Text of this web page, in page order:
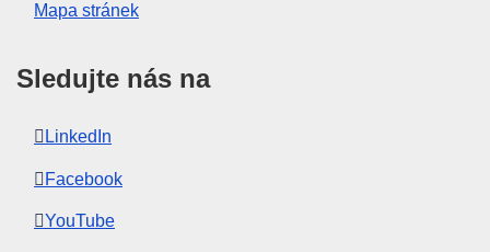
Mapa stránek
Sledujte nás na
LinkedIn
Facebook
YouTube